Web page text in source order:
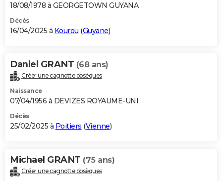
18/08/1978 à GEORGETOWN GUYANA
Décès
16/04/2025 à Kourou (Guyane)
Daniel GRANT (68 ans)
Créer une cagnotte obsèques
Naissance
07/04/1956 à DEVIZES ROYAUME-UNI
Décès
25/02/2025 à Poitiers (Vienne)
Michael GRANT (75 ans)
Créer une cagnotte obsèques